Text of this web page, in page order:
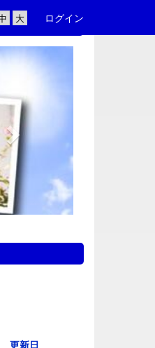
ログイン
n
x
t
更新日